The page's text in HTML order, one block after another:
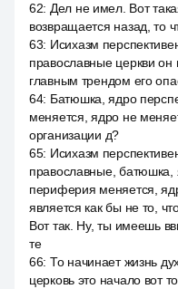
62: Дел не имел. Вот
возвращается назад, то
63: Исихазм
православные церкви он
главным трендом его
64: Батюшка, ядро
меняется, ядро не
организации д?
65: Исихазм
православные, батюшка,
периферия меняется,
является как бы не то,
Вот так. Ну, ты имеешь
те
66: То начинает жизнь
церковь это начало вот